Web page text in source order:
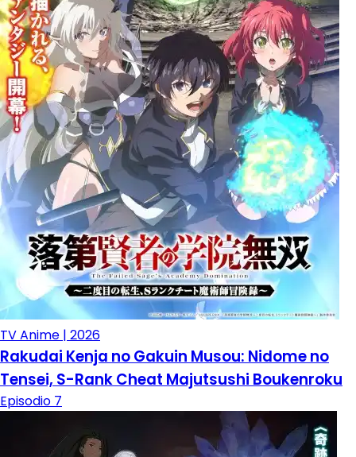
TV Anime | 2026
Rakudai Kenja no Gakuin Musou: Nidome no
Tensei, S-Rank Cheat Majutsushi Boukenroku
Episodio 7